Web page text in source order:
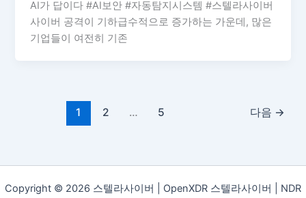
AI가 답이다 #AI보안 #자동탐지시스템 #스텔라사이버
사이버 공격이 기하급수적으로 증가하는 가운데, 많은
기업들이 여전히 기존
1 2 … 5 다음 →
Copyright © 2026 스텔라사이버 | OpenXDR 스텔라사이버 | NDR